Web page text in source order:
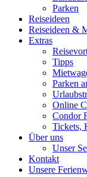
Parken
Reiseideen
Reiseideen &
Extras
Tipps
Parken
Online
Condor
Tickets,
Über uns
Unser
Kontakt
Unsere